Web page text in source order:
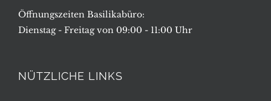
Öffnungszeiten Basilikabüro:
Dienstag - Freitag von 09:00 - 11:00 Uhr
NÜTZLICHE LINKS